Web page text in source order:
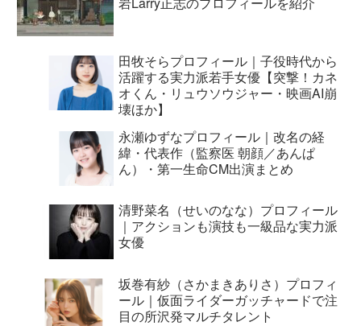
田牧そらプロフィール｜子役時代から
活躍する実力派若手女優【突撃！カネ
オくん・リュウソウジャー・映画AI崩
壊ほか】
永瀬ゆずなプロフィール｜改名の経
緯・代表作（監察医 朝顔／あんぱ
ん）・第一生命CM出演まとめ
清野菜名（せいのなな）プロフィール
｜アクションも演技も一級品な実力派
女優
坂巻有紗（さかまきありさ）プロフィ
ール｜仮面ライダーガッチャードで注
目の所沢発マルチタレント